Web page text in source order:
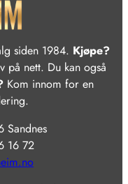
siden 1984. Kjøpe?
på nett. Du kan også
Kom innom for en
Sandnes
16 72